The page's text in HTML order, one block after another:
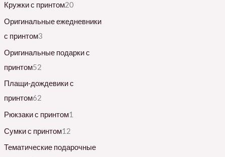
Кружки с принтом20
Оригинальные ежедневники
с принтом3
Оригинальные подарки с
принтом52
Плащи-дождевики с
принтом62
Рюкзаки с принтом1
Сумки с принтом12
Тематические подарочные